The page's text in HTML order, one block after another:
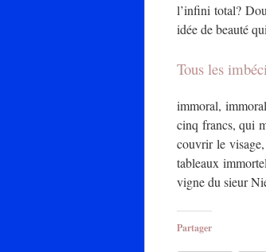
l’infini total?
idée de beauté
Tous les
immoral,
cinq francs, qui
couvrir le
tableaux
vigne du sieur
Partager